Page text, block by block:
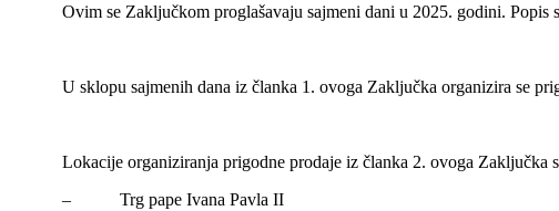
Ovim se Zaključkom proglašavaju sajmeni dani u 2025. godini. Popis
U sklopu sajmenih dana iz članka 1. ovoga Zaključka organizira se
Lokacije organiziranja prigodne prodaje iz članka 2. ovoga Zaključka
– Trg pape Ivana Pavla II